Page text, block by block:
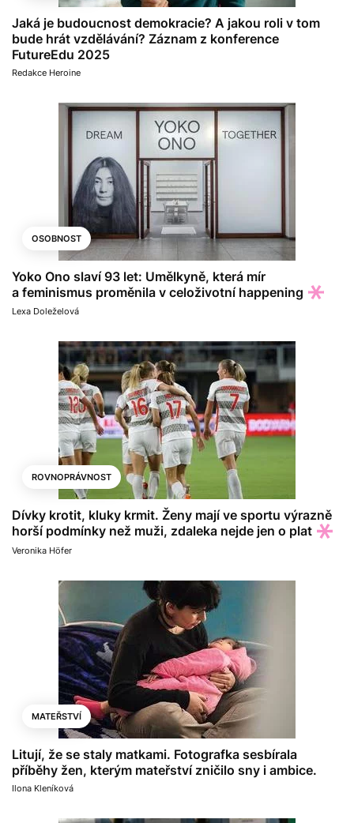
Jaká je budoucnost demokracie? A jakou roli v tom
bude hrát vzdělávání? Záznam z konference
FutureEdu 2025
Redakce Heroine
OSOBNOST
Yoko Ono slaví 93 let: Umělkyně, která mír
a feminismus proměnila v celoživotní happening
Lexa Doleželová
ROVNOPRÁVNOST
Dívky krotit, kluky krmit. Ženy mají ve sportu výrazně
horší podmínky než muži, zdaleka nejde jen o plat
Veronika Höfer
MATEŘSTVÍ
Litují, že se staly matkami. Fotografka sesbírala
příběhy žen, kterým mateřství zničilo sny i ambice.
Ilona Kleníková